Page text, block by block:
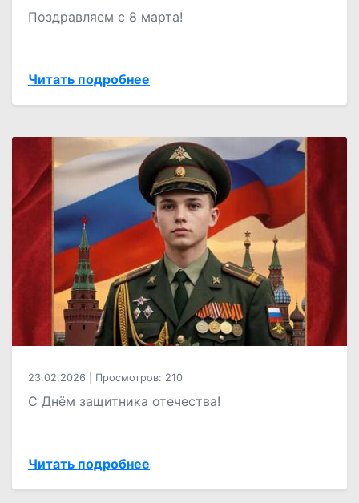
Поздравляем с 8 марта!
Читать подробнее
23.02.2026 Просмотров: 210
С Днём защитника отечества!
Читать подробнее